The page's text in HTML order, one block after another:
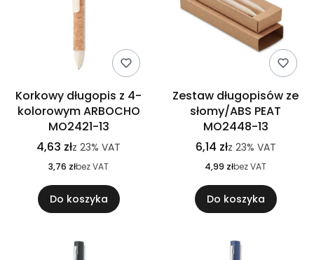
Korkowy długopis z 4-
kolorowym ARBOCHO
MO2421-13
4,63 złz 23% VAT
3,76 złbez VAT
Do koszyka
Zestaw długopisów ze
słomy/ABS PEAT
MO2448-13
6,14 złz 23% VAT
4,99 złbez VAT
Do koszyka